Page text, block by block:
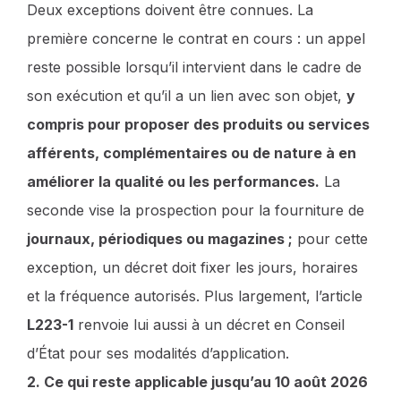
Deux exceptions doivent être connues. La
première concerne le contrat en cours : un appel
reste possible lorsqu’il intervient dans le cadre de
son exécution et qu’il a un lien avec son objet, y
compris pour proposer des produits ou services
afférents, complémentaires ou de nature à en
améliorer la qualité ou les performances. La
seconde vise la prospection pour la fourniture de
journaux, périodiques ou magazines ; pour cette
exception, un décret doit fixer les jours, horaires
et la fréquence autorisés. Plus largement, l’article
L223-1 renvoie lui aussi à un décret en Conseil
d’État pour ses modalités d’application.
2. Ce qui reste applicable jusqu’au 10 août 2026